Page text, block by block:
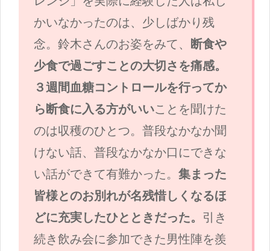
かいなかったのは、少しばかり残
念。鈴木さんのお姿をみて、
断食や
少食で過ごすことの大切さを痛感。
３週間血糖コントロールを行ってか
ら断食に入る方がいいことを聞けた
のは収穫のひとつ。普段なかなか聞
けない話、普段なかなか口にできな
い話ができて有難かった。 集まった
皆様とのお別れが名残惜しくなるほ
どに充実したひとときだった。 引き
続き飲み会に参加できた男性陣を羨